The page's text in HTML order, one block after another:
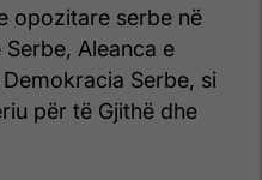
opozitare serbe në
Aleanca e
Serbe, si
për të Gjithë dhe